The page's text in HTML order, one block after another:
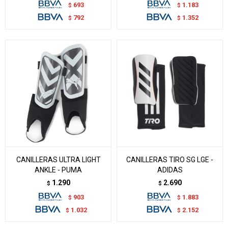
$ 693
$ 792
$ 1.183
$ 1.352
CANILLERAS ULTRA LIGHT
ANKLE - PUMA
$ 1.290
$ 903
$ 1.032
CANILLERAS TIRO SG LGE -
ADIDAS
$ 2.690
$ 1.883
$ 2.152